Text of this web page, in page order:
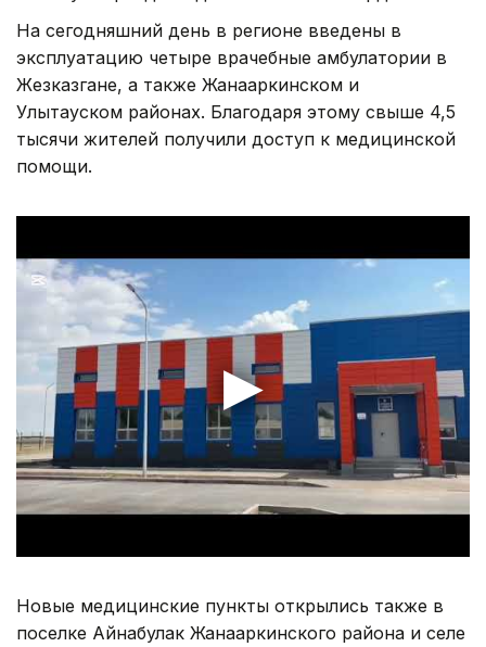
На сегодняшний день в регионе введены в
эксплуатацию четыре врачебные амбулатории в
Жезказгане, а также Жанааркинском и
Улытауском районах. Благодаря этому свыше 4,5
тысячи жителей получили доступ к медицинской
помощи.
Новые медицинские пункты открылись также в
поселке Айнабулак Жанааркинского района и селе